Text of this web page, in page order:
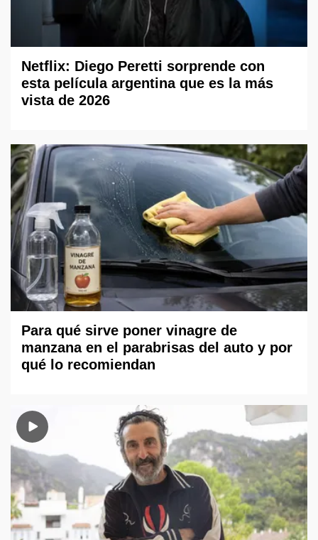
Netflix: Diego Peretti sorprende con
esta película argentina que es la más
vista de 2026
Para qué sirve poner vinagre de
manzana en el parabrisas del auto y por
qué lo recomiendan